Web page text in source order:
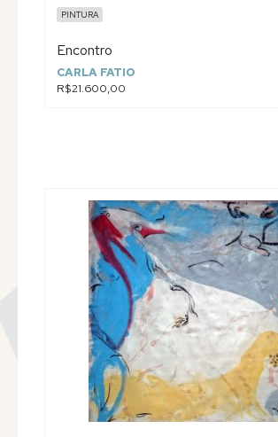
PINTURA
Encontro
CARLA FATIO
R$21.600,00